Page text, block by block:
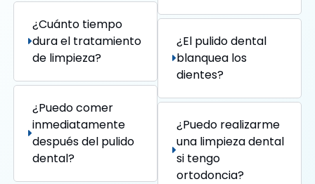
¿Cuánto tiempo
dura el tratamiento
de limpieza?
¿Puedo comer
inmediatamente
después del pulido
dental?
¿El pulido dental
blanquea los
dientes?
¿Puedo realizarme
una limpieza dental
si tengo
ortodoncia?